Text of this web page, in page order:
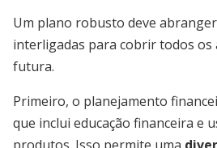
Um plano robusto deve
interligadas para cobrir todos os
futura.
Primeiro, o planejamento
que inclui educação financeira e